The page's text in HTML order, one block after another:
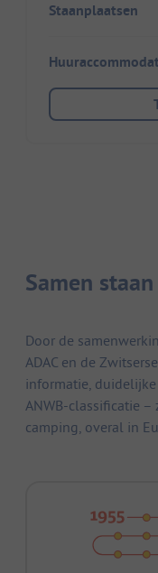
Staanplaatsen
Samen
Door de
ADAC en de
informatie,
ANWB-classificatie
camping, overal in